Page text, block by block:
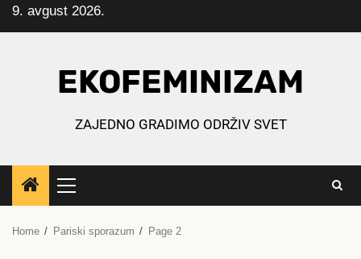
Skip
to
9. avgust 2026.
EKOFEMINIZAM
ZAJEDNO GRADIMO ODRŽIV SVET
Primary
Menu
Home Pariski sporazum Page 2